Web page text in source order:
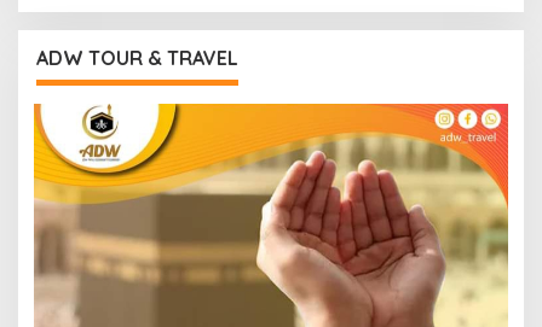
ADW TOUR & TRAVEL